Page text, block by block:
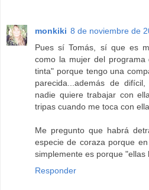
monkiki 8 de noviembre de
Pues sí Tomás, sí que es
como la mujer del
tinta" porque tengo una
parecida...además de
nadie quiere trabajar con
tripas cuando me toca con
Me pregunto que habrá
especie de coraza porque
simplemente es porque "ellas
Responder